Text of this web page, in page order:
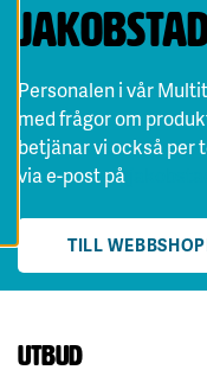
A
A
L
C
O
K
I
E
S
Personalen i vår
med frågor om
betjänar vi också per
via e-post på
TILL
Utbud